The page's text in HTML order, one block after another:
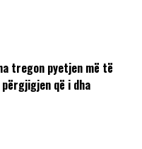
tregon pyetjen më të
që i dha